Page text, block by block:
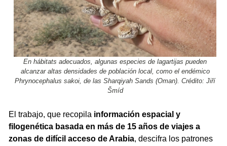
En hábitats adecuados, algunas especies de lagartijas pueden
alcanzar altas densidades de población local, como el endémico
Phrynocephalus sakoi, de las Sharqiyah Sands (Oman). Crédito: Jiří
Šmíd
El trabajo, que recopila información espacial y
filogenética basada en más de 15 años de viajes a
zonas de difícil acceso de Arabia, descifra los patrones